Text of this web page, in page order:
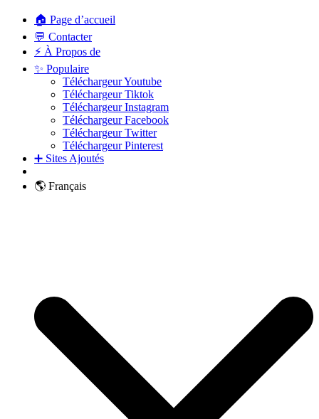
🏠 Page d’accueil
💬 Contacter
⚡ À Propos de
✨ Populaire
Téléchargeur Youtube
Téléchargeur Tiktok
Téléchargeur Instagram
Téléchargeur Facebook
Téléchargeur Twitter
Téléchargeur Pinterest
➕ Sites Ajoutés
🌎 Français